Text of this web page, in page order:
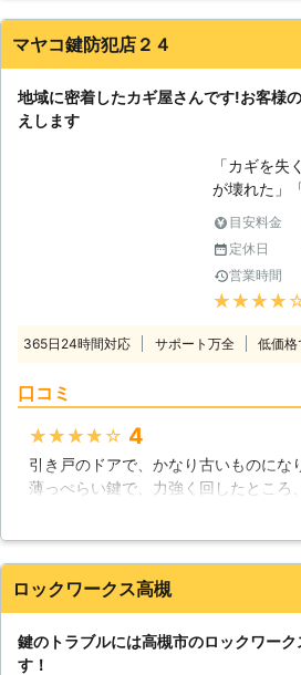
は電池が切
ことがあり
を詰め込み
うというこ
回せば中
ますので、
場合は、是
い。当社で
開錠が困難
ことが可能
特に作業をしてもらうことなく終わり
せずに対応してくださり、とてもあり
ています。
マヤコ鍵防犯店２４
地域に密着したカギ屋さんです!お客様
えします
「カギを失
が壊れた」
いものに取
さまざまな
当社、マヤ
に関するこ
軽にお尋ね
足できなか
た！」「と
て、ここに
どの大満足
す。 【地域密着でご満足頂いていま
す】 マヤコ
した。ぜひ
という方は
目安料金
定休日
営業時間
365日24時間対応 サポート万全 低価格
口コミ
★★★★★ 4
引き戸のドアで、かなり古いものにな
薄っぺらい鍵で、力強く回したところ
した。なのでマヤコ鍵防犯店24さん
と思い新しく鍵を取り付けてもらいま
さり助かりました！
兵庫県 姫路市 2016年12月22日
ロックワークス高槻
鍵のトラブルには高槻市のロックワーク
す！